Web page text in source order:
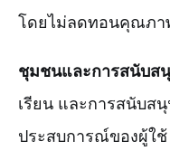
โดยไม่ลดทอนคุณภา
ชุมชนและการสนับส
เรียน และการสนับส
ประสบการณ์ของผู้ใช้